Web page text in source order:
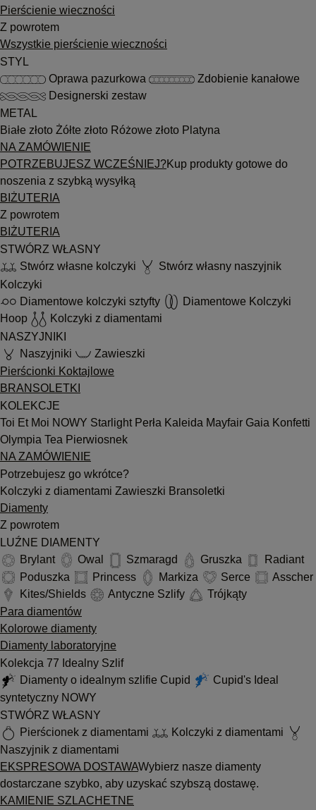
Pierścienie wieczności
Z powrotem
Wszystkie pierścienie wieczności
STYL
Oprawa pazurkowa
Zdobienie kanałowe
Designerski zestaw
METAL
Białe złoto Żółte złoto Różowe złoto Platyna
NA ZAMÓWIENIE
POTRZEBUJESZ WCZEŚNIEJ?Kup produkty gotowe do
noszenia z szybką wysyłką
BIŻUTERIA
Z powrotem
BIŻUTERIA
STWÓRZ WŁASNY
Stwórz własne kolczyki
Stwórz własny naszyjnik
Kolczyki
Diamentowe kolczyki sztyfty
Diamentowe Kolczyki
Hoop
Kolczyki z diamentami
NASZYJNIKI
Naszyjniki
Zawieszki
Pierścionki Koktajlowe
BRANSOLETKI
KOLEKCJE
Toi Et Moi NOWY Starlight Perła Kaleida Mayfair Gaia Konfetti
Olympia Tea Pierwiosnek
NA ZAMÓWIENIE
Potrzebujesz go wkrótce?
Kolczyki z diamentami Zawieszki Bransoletki
Diamenty
Z powrotem
LUŹNE DIAMENTY
Brylant
Owal Szmaragd Gruszka
Radiant
Poduszka
Princess Markiza Serce
Asscher
Kites/Shields
Antyczne Szlify
Trójkąty
Para diamentów
Kolorowe diamenty
Diamenty laboratoryjne
Kolekcja 77 Idealny Szlif
Diamenty o idealnym szlifie Cupid
Cupid's Ideal
syntetyczny NOWY
STWÓRZ WŁASNY
Pierścionek z diamentami
Kolczyki z diamentami
Naszyjnik z diamentami
EKSPRESOWA DOSTAWAWybierz nasze diamenty
dostarczane szybko, aby uzyskać szybszą dostawę.
KAMIENIE SZLACHETNE